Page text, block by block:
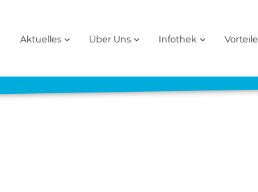
Aktuelles Über Uns Infothek Vorteile